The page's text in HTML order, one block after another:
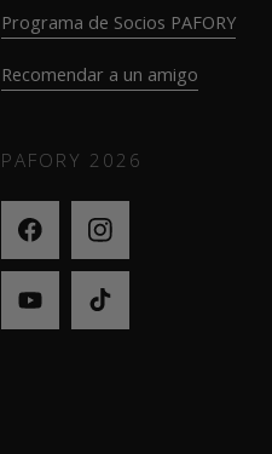
Programa de Socios PAFORY
Recomendar a un amigo
PAFORY 2026